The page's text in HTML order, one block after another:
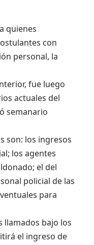
quienes
con
personal, la
fue luego
actuales del
semanario
son: los ingresos
los agentes
el del
policial de las
para
llamados bajo los
el ingreso de